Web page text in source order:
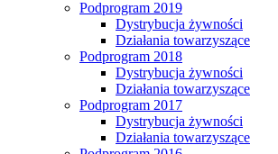
Podprogram 2019
Dystrybucja żywności
Działania towarzyszące
Podprogram 2018
Dystrybucja żywności
Działania towarzyszące
Podprogram 2017
Dystrybucja żywności
Działania towarzyszące